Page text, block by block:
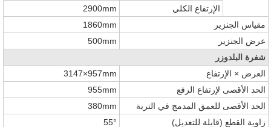
الإرتفاع الكلي
2900mm
مقياس الجنزير
1860mm
عرض الجنزير
500mm
شفرة البلدوزر
العرض × الإرتفاع
3147×957mm
الحد الأقصى لإرتفاع الرفع
955mm
الحد الأقصى للعمق المدمج في التربة
380mm
زاوية القطع (قابلة للتعديل)
55°